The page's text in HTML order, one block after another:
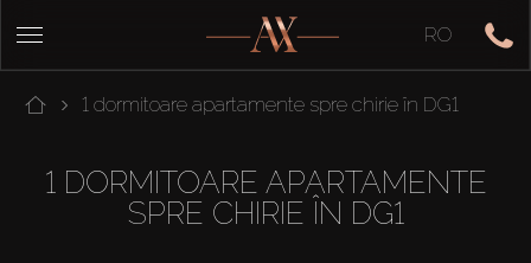
RO
1 dormitoare apartamente spre chirie în DG1
1 DORMITOARE APARTAMENTE
SPRE CHIRIE ÎN DG1